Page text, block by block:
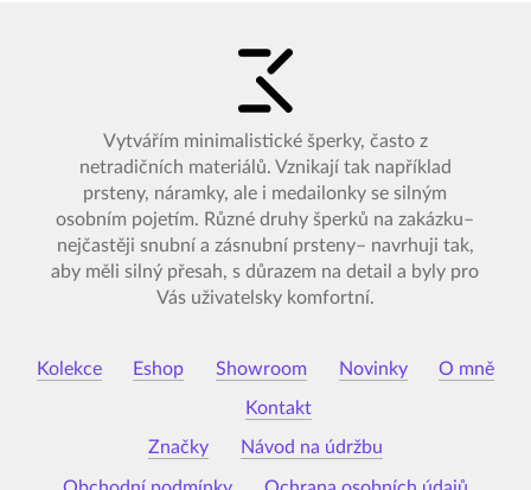
Vytvářím minimalistické šperky, často z
netradičních materiálů. Vznikají tak například
prsteny, náramky, ale i medailonky se silným
osobním pojetím. Různé druhy šperků na zakázku–
nejčastěji snubní a zásnubní prsteny– navrhuji tak,
aby měli silný přesah, s důrazem na detail a byly pro
Vás uživatelsky komfortní.
Kolekce Eshop Showroom Novinky O mně
Kontakt
Značky Návod na údržbu